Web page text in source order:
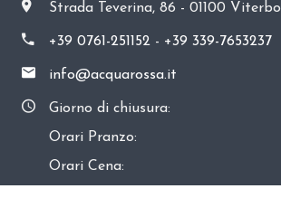
Strada Teverina, 86 - 01100 Viterbo
+39 0761-251152 - +39 339-7653237
info@acquarossa.it
Giorno di chiusura:
Orari Pranzo:
Orari Cena: